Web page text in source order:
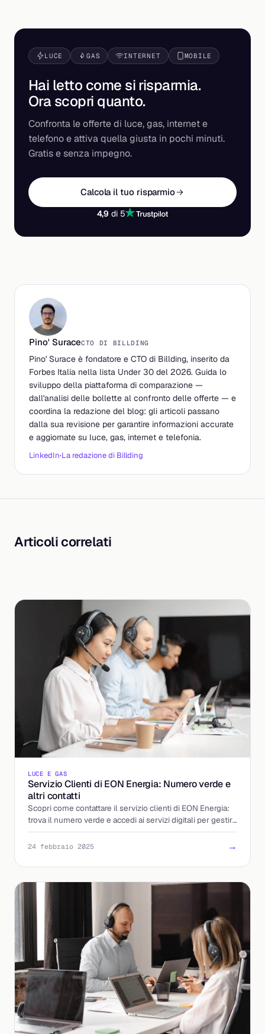
LUCE GAS INTERNET MOBILE
Hai letto come si risparmia.
Ora scopri quanto.
Confronta le offerte di luce, gas, internet e
telefono e attiva quella giusta in pochi minuti.
Gratis e senza impegno.
Calcola il tuo risparmio
4,9 di 5
Pino' SuraceCTO DI BILLDING
Pino' Surace è fondatore e CTO di Billding, inserito da
Forbes Italia nella lista Under 30 del 2026. Guida lo
sviluppo della piattaforma di comparazione —
dall'analisi delle bollette al confronto delle offerte — e
coordina la redazione del blog: gli articoli passano
dalla sua revisione per garantire informazioni accurate
e aggiornate su luce, gas, internet e telefonia.
LinkedIn·La redazione di Billding
Articoli correlati
LUCE E GAS
Servizio Clienti di EON Energia: Numero verde e
altri contatti
Scopri come contattare il servizio clienti di EON Energia:
trova il numero verde e accedi ai servizi digitali per gestire
le utenze.
24 febbraio 2025 →